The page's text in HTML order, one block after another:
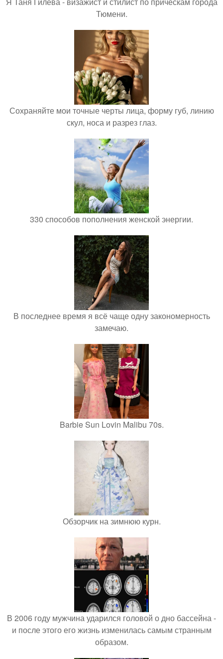
Тюмени.
Сохраняйте мои точные черты лица, форму губ, линию
скул, носа и разрез глаз.
330 способов пополнения женской энергии.
В последнее время я всё чаще одну закономерность
замечаю.
Barbie Sun Lovin Malibu 70s.
Обзорчик на зимнюю курн.
В 2006 году мужчина ударился головой о дно бассейна -
и после этого его жизнь изменилась самым странным
образом.